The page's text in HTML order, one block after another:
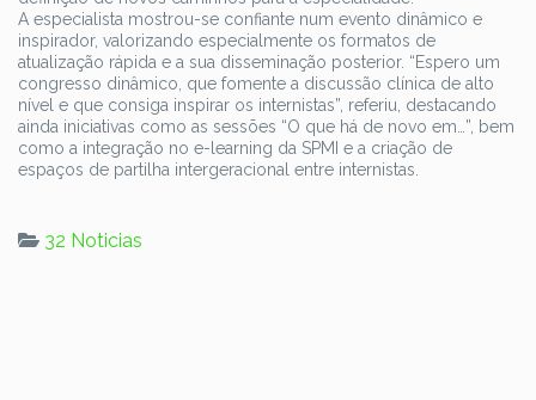
A especialista mostrou-se confiante num evento dinâmico e
inspirador, valorizando especialmente os formatos de
atualização rápida e a sua disseminação posterior. “Espero um
congresso dinâmico, que fomente a discussão clínica de alto
nível e que consiga inspirar os internistas”, referiu, destacando
ainda iniciativas como as sessões “O que há de novo em…”, bem
como a integração no e-learning da SPMI e a criação de
espaços de partilha intergeracional entre internistas.
32 Noticias